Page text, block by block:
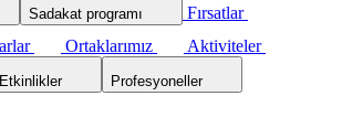
Sadakat programı
Fırsatlar
Ortaklarımız Aktiviteler
Profesyoneller